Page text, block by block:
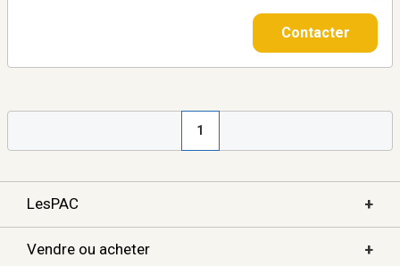
Contacter
1
LesPAC +
Vendre ou acheter +